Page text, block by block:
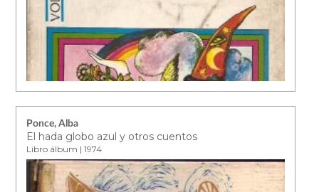
Ponce, Alba
El hada globo azul y otros cuentos
Libro álbum | 1974